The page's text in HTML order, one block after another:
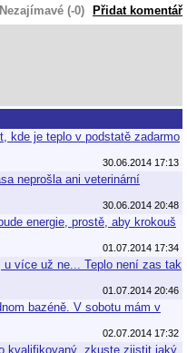
Nezajímavé (-0) Přidat komentář
kde je teplo v podstatě zadarmo
30.06.2014 17:13
neprošla ani veterinární
30.06.2014 20:48
energie, prostě, aby krokouš
01.07.2014 17:34
více už ne... Teplo není zas tak
01.07.2014 20:46
bazéně. V sobotu mám v
02.07.2014 17:32
kvalifikovaný, zkuste zjistit jaký